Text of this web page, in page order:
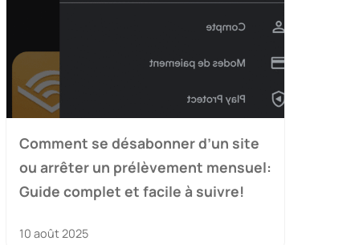
Comment se désabonner d’un site
ou arrêter un prélèvement mensuel:
Guide complet et facile à suivre!
10 août 2025